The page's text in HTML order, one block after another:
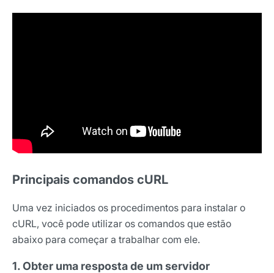
Principais comandos cURL
Uma vez iniciados os procedimentos para instalar o
cURL, você pode utilizar os comandos que estão
abaixo para começar a trabalhar com ele.
1. Obter uma resposta de um servidor